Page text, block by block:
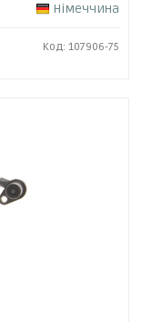
Німеччина
Код: 107906-75